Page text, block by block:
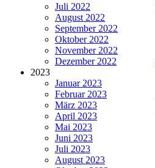
Juli 2022
August 2022
September 2022
Oktober 2022
November 2022
Dezember 2022
2023
Januar 2023
Februar 2023
März 2023
April 2023
Mai 2023
Juni 2023
Juli 2023
August 2023